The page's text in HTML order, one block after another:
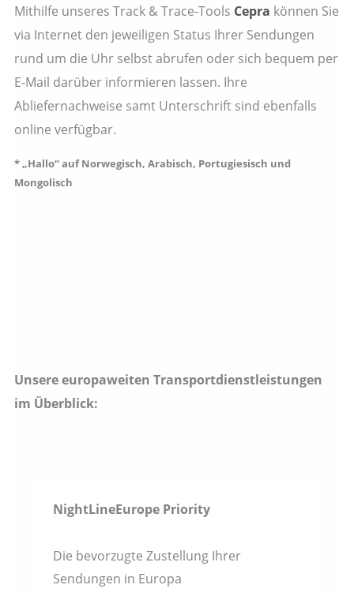
Mithilfe unseres Track & Trace-Tools Cepra können Sie
via Internet den jeweiligen Status Ihrer Sendungen
rund um die Uhr selbst abrufen oder sich bequem per
E-Mail darüber informieren lassen. Ihre
Abliefernachweise samt Unterschrift sind ebenfalls
online verfügbar.
* „Hallo“ auf Norwegisch, Arabisch, Portugiesisch und
Mongolisch
Unsere europaweiten Transportdienstleistungen
im Überblick:
NightLineEurope Priority
Die bevorzugte Zustellung Ihrer
Sendungen in Europa